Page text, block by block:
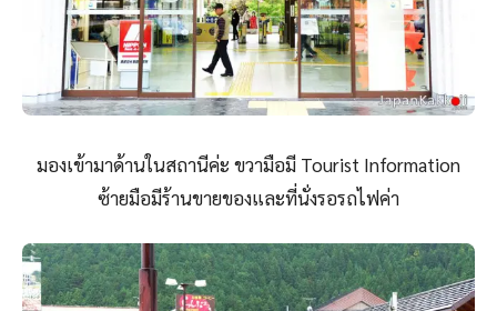
มองเข้ามาด้านในสถานีค่ะ ขวามือมี Tourist Information
ซ้ายมือมีร้านขายของและที่นั่งรอรถไฟค่า